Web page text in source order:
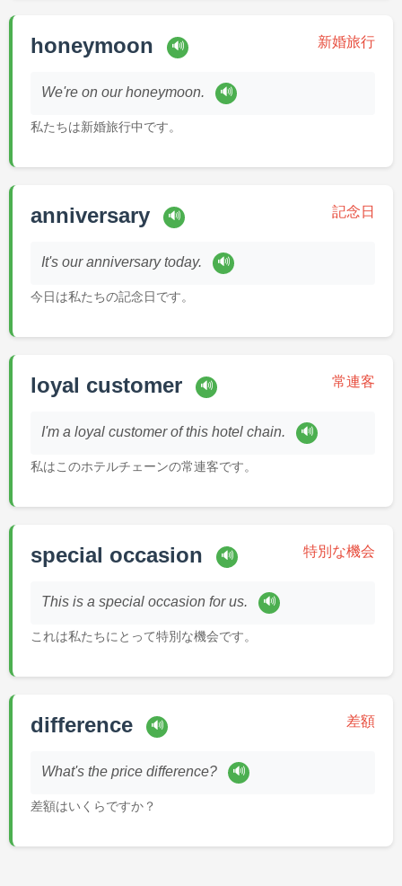
honeymoon 🔊 新婚旅行
We're on our honeymoon. 🔊
私たちは新婚旅行中です。
anniversary 🔊 記念日
It's our anniversary today. 🔊
今日は私たちの記念日です。
loyal customer 🔊 常連客
I'm a loyal customer of this hotel chain. 🔊
私はこのホテルチェーンの常連客です。
special occasion 🔊 特別な機会
This is a special occasion for us. 🔊
これは私たちにとって特別な機会です。
difference 🔊 差額
What's the price difference? 🔊
差額はいくらですか？